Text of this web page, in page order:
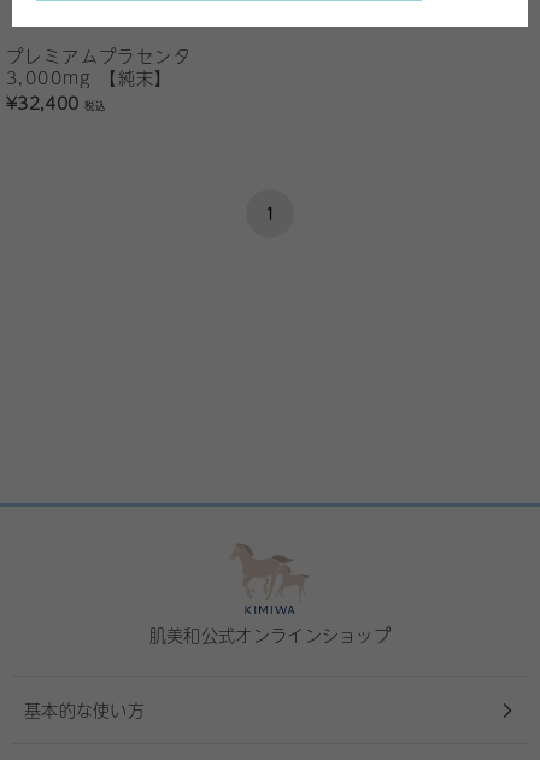
プレミアムプラセンタ
3,000mg 【純末】
¥32,400税込
1
肌美和公式オンラインショップ
基本的な使い方